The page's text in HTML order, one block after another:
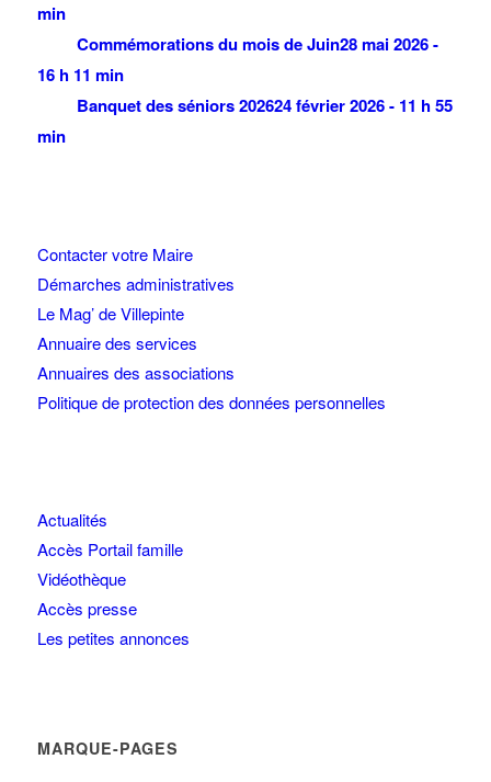
min
Commémorations du mois de Juin28 mai 2026 -
16 h 11 min
Banquet des séniors 202624 février 2026 - 11 h 55
min
Contacter votre Maire
Démarches administratives
Le Mag’ de Villepinte
Annuaire des services
Annuaires des associations
Politique de protection des données personnelles
Actualités
Accès Portail famille
Vidéothèque
Accès presse
Les petites annonces
MARQUE-PAGES